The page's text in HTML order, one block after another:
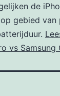
de
gebied van
vs Samsung